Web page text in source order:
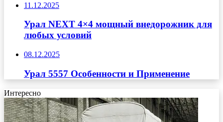
11.12.2025
Урал NEXT 4×4 мощный внедорожник для
любых условий
08.12.2025
Урал 5557 Особенности и Применение
Интересно